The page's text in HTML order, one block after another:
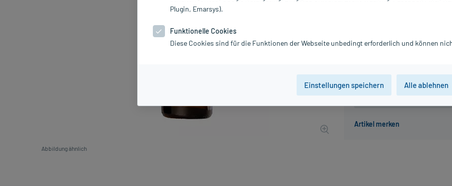
Abbildung ähnlich
Grundpreis: 207,60 € / l
Der Artikel ist momentan
Beratung für
Plugin, Emarsys).
Funktionelle Cookies
Diese Cookies sind für die Funktionen der Webseite unbedingt erforderlich und können
Einstellungen speichern Alle ablehnen